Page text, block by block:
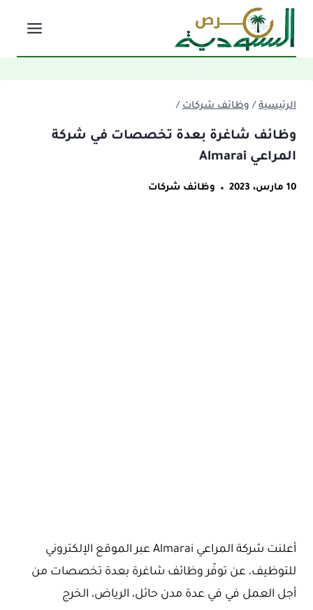
التجاوز
المحتوى
الرئيسية / وظائف شركات /
وظائف شاغرة بعدة تخصصات في شركة
المراعي Almarai
10 مارس، 2023 وظائف شركات
أعلنت شركة المراعي Almarai عبر الموقع الإلكتروني
للتوظيف، عن توفّر وظائف شاغرة بعدة تخصصات من
أجل العمل في في عدة مدن حائل، الرياض، الخرج